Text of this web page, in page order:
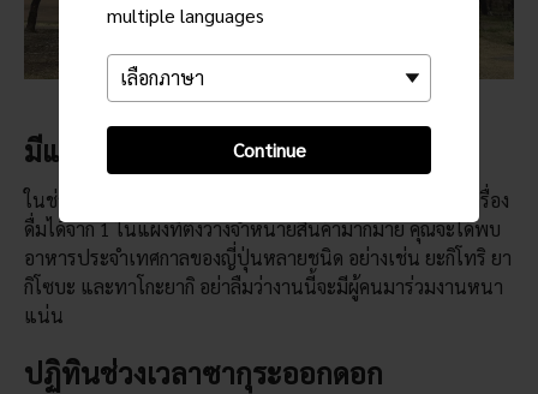
multiple languages
Continue
มีแผงจำหน่ายอาหาร
ในช่วงดอกซากุระบาน ผู้มาเยือนจะสามารถซื้ออาหารและเครื่อง
ดื่มได้จาก 1 ในแผงที่ตั้งวางจำหน่ายสินค้ามากมาย คุณจะได้พบ
อาหารประจำเทศกาลของญี่ปุ่นหลายชนิด อย่างเช่น ยะกิโทริ ยา
กิโซบะ และทาโกะยากิ อย่าลืมว่างานนี้จะมีผู้คนมาร่วมงานหนา
แน่น
ปฏิทินช่วงเวลาซากุระออกดอก